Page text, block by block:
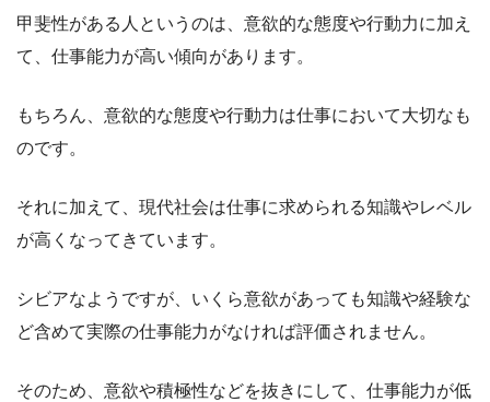
甲斐性がある人というのは、意欲的な態度や行動力に加え
て、仕事能力が高い傾向があります。
もちろん、意欲的な態度や行動力は仕事において大切なも
のです。
それに加えて、現代社会は仕事に求められる知識やレベル
が高くなってきています。
シビアなようですが、いくら意欲があっても知識や経験な
ど含めて実際の仕事能力がなければ評価されません。
そのため、意欲や積極性などを抜きにして、仕事能力が低